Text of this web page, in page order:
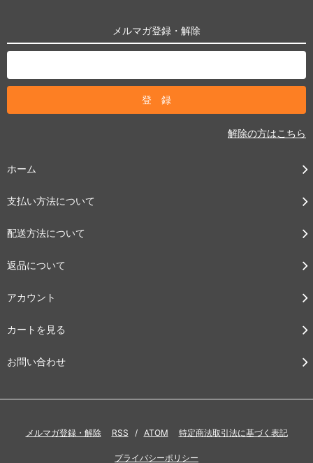
メルマガ登録・解除
解除の方はこちら
ホーム
支払い方法について
配送方法について
返品について
アカウント
カートを見る
お問い合わせ
メルマガ登録・解除 RSS / ATOM 特定商法取引法に基づく表記
プライバシーポリシー